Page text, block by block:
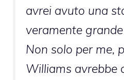
avrei avuto una
veramente grande
Non solo per me,
Williams avrebbe